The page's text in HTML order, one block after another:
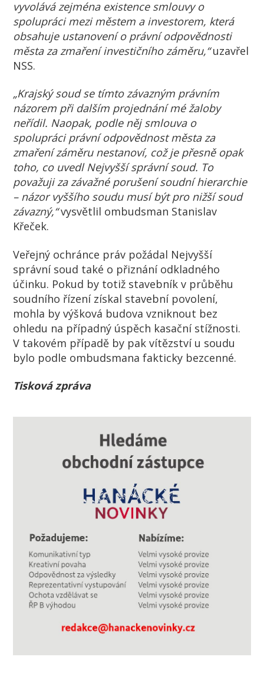
vyvolává zejména existence smlouvy o
spolupráci mezi městem a investorem, která
obsahuje ustanovení o právní odpovědnosti
města za zmaření investičního záměru,“uzavřel
NSS.
„Krajský soud se tímto závazným právním
názorem při dalším projednání mé žaloby
neřídil. Naopak, podle něj smlouva o
spolupráci právní odpovědnost města za
zmaření záměru nestanoví, což je přesně opak
toho, co uvedl Nejvyšší správní soud. To
považuji za závažné porušení soudní hierarchie
– názor vyššího soudu musí být pro nižší soud
závazný,“vysvětlil ombudsman Stanislav
Křeček.
Veřejný ochránce práv požádal Nejvyšší
správní soud také o přiznání odkladného
účinku. Pokud by totiž stavebník v průběhu
soudního řízení získal stavební povolení,
mohla by výšková budova vzniknout bez
ohledu na případný úspěch kasační stížnosti.
V takovém případě by pak vítězství u soudu
bylo podle ombudsmana fakticky bezcenné.
Tisková zpráva